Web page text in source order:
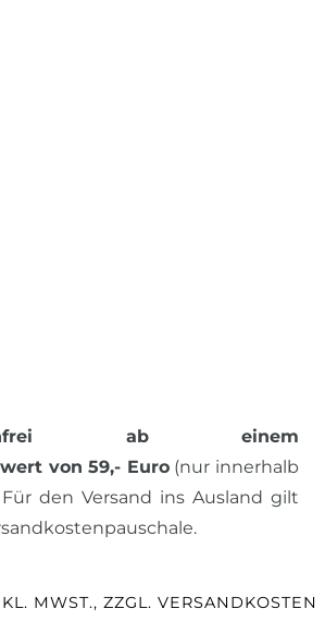
ab einem
von 59,- Euro(nur innerhalb
den Versand ins Ausland gilt
MWST., ZZGL. VERSANDKOSTEN